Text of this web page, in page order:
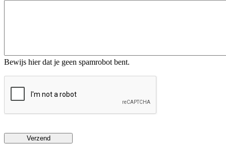
Bewijs hier dat je geen spamrobot bent.